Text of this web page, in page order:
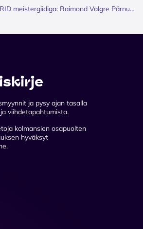
GIIDITUURID meistergiidiga: Raimond Valgre Pärnu - muusika ja armastuse radadel
ja pysy ajan tasalla
viihdetapahtumista.
kolmansien osapuolten
hyväksyt